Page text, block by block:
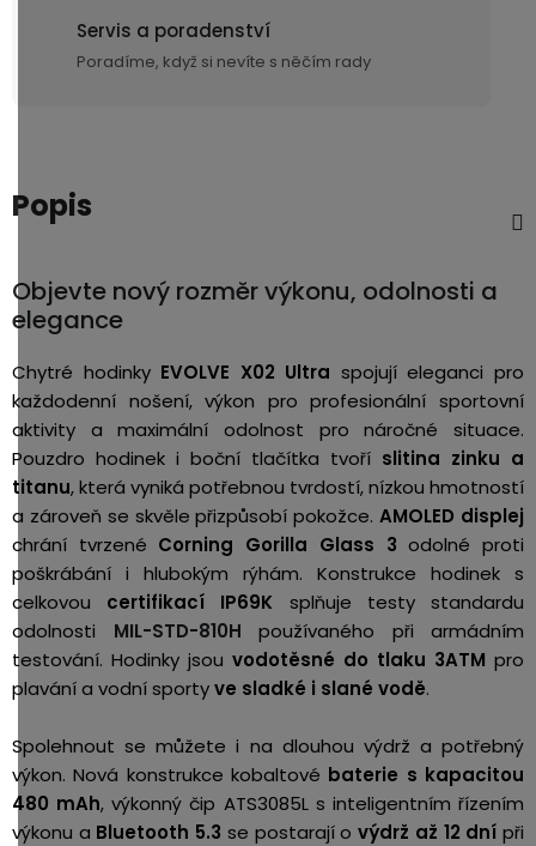
Servis a poradenství
Poradíme, když si nevíte s něčím rady
Popis
Objevte nový rozměr výkonu, odolnosti a
elegance
Chytré hodinky EVOLVE X02 Ultra spojují eleganci pro
každodenní nošení, výkon pro profesionální sportovní
aktivity a maximální odolnost pro náročné situace.
Pouzdro hodinek i boční tlačítka tvoří slitina zinku a
titanu, která vyniká potřebnou tvrdostí, nízkou hmotností
a zároveň se skvěle přizpůsobí pokožce.AMOLED displej
chrání tvrzené Corning Gorilla Glass 3 odolné proti
poškrábání i hlubokým rýhám. Konstrukce hodinek s
celkovou certifikací IP69K splňuje testy standardu
odolnosti
MIL-STD-810H používaného při armádním
testování. Hodinky jsou vodotěsné do tlaku 3ATM pro
plavání a vodní sportyve sladké i slané vodě.
Spolehnout se můžete i na dlouhou výdrž a potřebný
výkon. Nová konstrukce kobaltové baterie s kapacitou
480 mAh, výkonný čip ATS3085L s inteligentním řízením
výkonu a Bluetooth 5.3 se postarají ovýdrž až 12 dnípři